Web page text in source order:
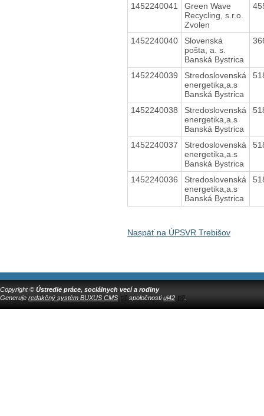
1452240041
Green Wave
Recycling, s.r.o.
Zvolen
1452240040
Slovenská
pošta, a. s.
Banská Bystrica
1452240039
Stredoslovenská
energetika,a.s
Banská Bystrica
1452240038
Stredoslovenská
energetika,a.s
Banská Bystrica
1452240037
Stredoslovenská
energetika,a.s
Banská Bystrica
1452240036
Stredoslovenská
energetika,a.s
Banská Bystrica
Naspäť na ÚPSVR Trebišov
Copyright © Ústredie práce, sociálnych vecí a rodiny
Generuje redakčný systém BUXUS CMS spoločnostiui42